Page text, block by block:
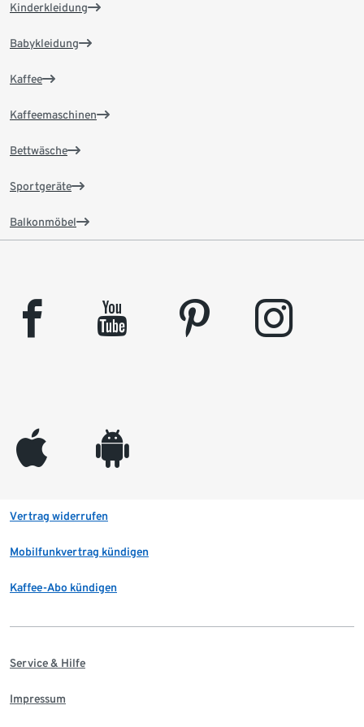
Kinderkleidung
Babykleidung
Kaffee
Kaffeemaschinen
Bettwäsche
Sportgeräte
Balkonmöbel
facebook youtube pinterest instagram
appleinc android
Vertrag widerrufen
Mobilfunkvertrag kündigen
Kaffee-Abo kündigen
Service & Hilfe
Impressum